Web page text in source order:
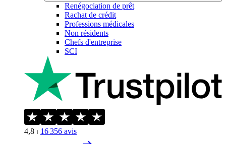
Renégociation de prêt
Rachat de crédit
Professions médicales
Non résidents
Chefs d'entreprise
SCI
4,8 ⏐ 16 356 avis